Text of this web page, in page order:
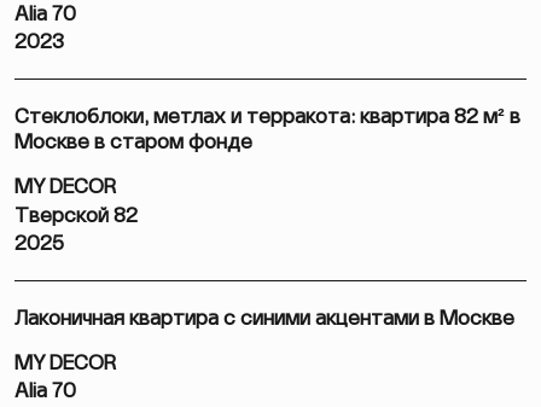
Alia 70
2023
Стеклоблоки, метлах и терракота: квартира 82 м² в
Москве в старом фонде
MY DECOR
Тверской 82
2025
Лаконичная квартира с синими акцентами в Москве
MY DECOR
Alia 70